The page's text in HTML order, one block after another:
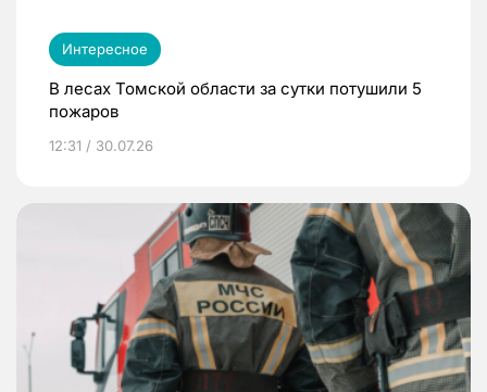
Интересное
В лесах Томской области за сутки потушили 5
пожаров
12:31 / 30.07.26